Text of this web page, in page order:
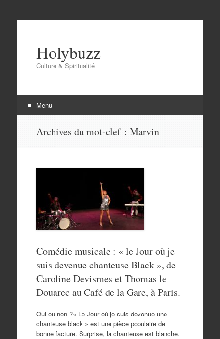
Holybuzz
Culture & Spiritualité
Menu
Archives du mot-clef : Marvin
Comédie musicale : « le Jour où je
suis devenue chanteuse Black », de
Caroline Devismes et Thomas le
Douarec au Café de la Gare, à Paris.
Oui ou non ?« Le Jour où je suis devenue une
chanteuse black » est une pièce populaire de
bonne facture. Surprise, la chanteuse est blanche.